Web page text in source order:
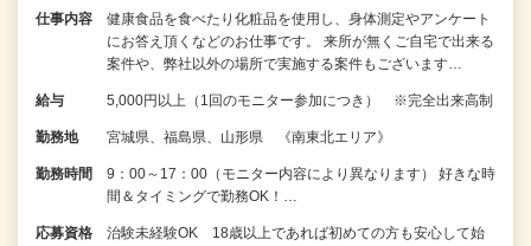
仕事内容
健康食品を食べたり化粧品を使用し、身体測定やアンケート
にお答え頂くなどのお仕事です。 来所が無くご自宅で出来る
案件や、弊社以外の場所で実施する案件もございます…
給与 5,000円以上（1回のモニター参加につき） ※完全出来高制
勤務地 宮城県、福島県、山形県 《南東北エリア》
勤務時間
9：00～17：00（モニター内容により異なります） 好きな時
間＆タイミングで勤務OK！…
応募資格
治験未経験OK 18歳以上であれば初めての方も安心して始